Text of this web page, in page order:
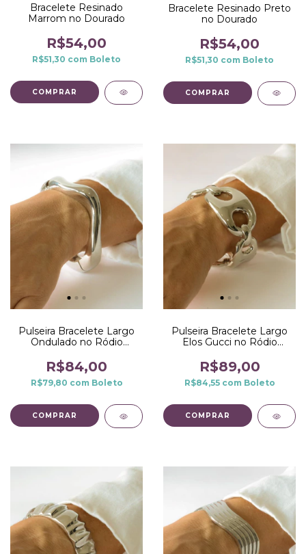
Bracelete Resinado
Marrom no Dourado
R$54,00
R$51,30 com Boleto
Bracelete Resinado Preto
no Dourado
R$54,00
R$51,30 com Boleto
Pulseira Bracelete Largo
Ondulado no Ródio
R$84,00
R$79,80 com Boleto
Pulseira Bracelete Largo
Elos Gucci no Ródio
R$89,00
R$84,55 com Boleto